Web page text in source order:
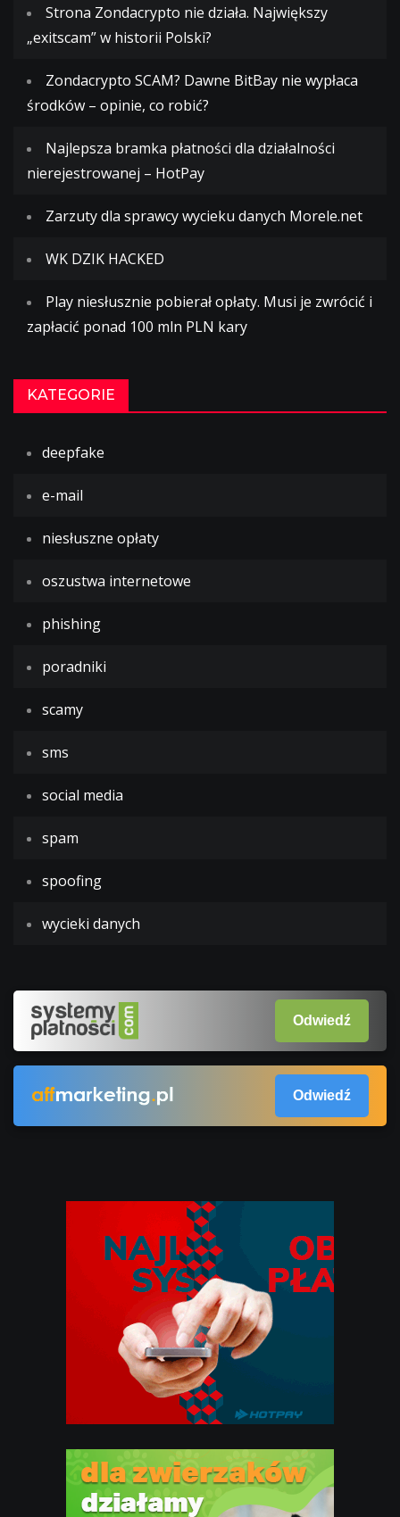
Strona Zondacrypto nie działa. Największy
„exitscam” w historii Polski?
Zondacrypto SCAM? Dawne BitBay nie wypłaca
środków – opinie, co robić?
Najlepsza bramka płatności dla działalności
nierejestrowanej – HotPay
Zarzuty dla sprawcy wycieku danych Morele.net
WK DZIK HACKED
Play niesłusznie pobierał opłaty. Musi je zwrócić i
zapłacić ponad 100 mln PLN kary
KATEGORIE
deepfake
e-mail
niesłuszne opłaty
oszustwa internetowe
phishing
poradniki
scamy
sms
social media
spam
spoofing
wycieki danych
Odwiedź
Odwiedź